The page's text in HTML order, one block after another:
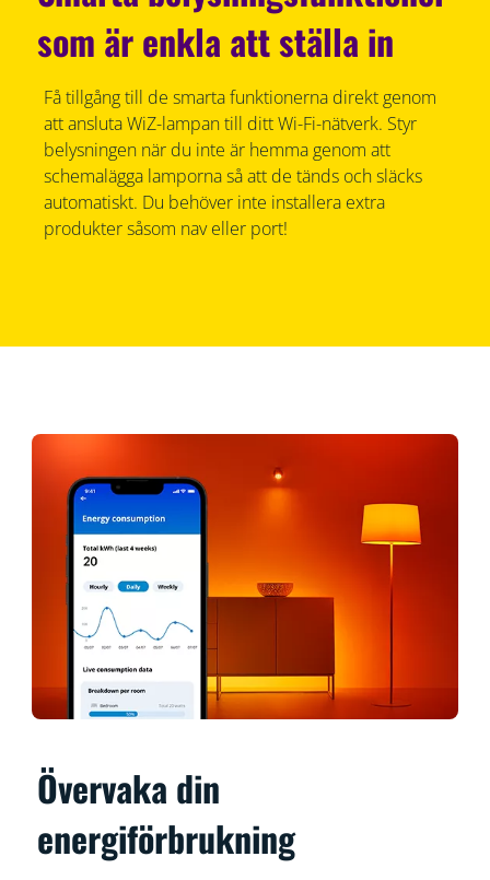
som är enkla att ställa in
Få tillgång till de smarta funktionerna direkt genom
att ansluta WiZ-lampan till ditt Wi-Fi-nätverk. Styr
belysningen när du inte är hemma genom att
schemalägga lamporna så att de tänds och släcks
automatiskt. Du behöver inte installera extra
produkter såsom nav eller port!
Övervaka din
energiförbrukning